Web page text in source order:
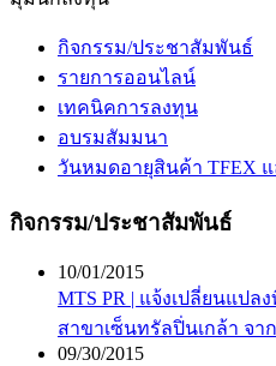
กิจกรรม/ประชาสัมพันธ์
รายการออนไลน์
เทคนิคการลงทุน
อบรมสัมมนา
วันหมดอายุสินค้า TFEX แ
กิจกรรม/ประชาสัมพันธ์
10/01/2015
MTS PR | แจ้งเปลี่ยนแป
สาขาเซ็นทรัลปิ่นเกล้า จา
09/30/2015